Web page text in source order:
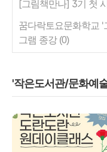
[그림책만나] 3기 첫
꿈다락토요문화학교
그램 종강 (0)
'작은도서관/문화예